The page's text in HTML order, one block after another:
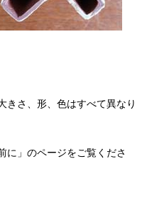
きさ、形、色はすべて異なり
に」のページをご覧くださ